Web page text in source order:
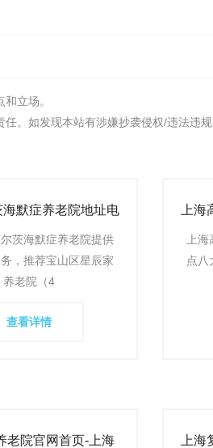
立场。
。如发现本站有涉嫌抄袭侵权/违法违
海默症养老院地址电
尔茨海默症养老院提供
，推荐宝山区星辰家
养老院（4
查看详情
上
上
点八
老院官网首页-上海
上